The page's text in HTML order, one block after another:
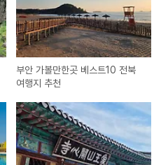
부안 가볼만한곳 베스트10 전북
여행지 추천